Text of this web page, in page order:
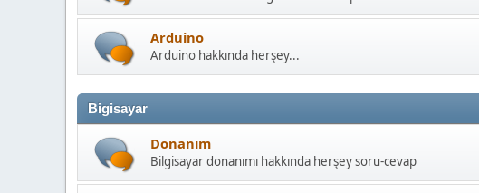
Arduino
Arduino hakkında herşey...
Bigisayar
Donanım
Bilgisayar donanımı hakkında herşey soru-cevap